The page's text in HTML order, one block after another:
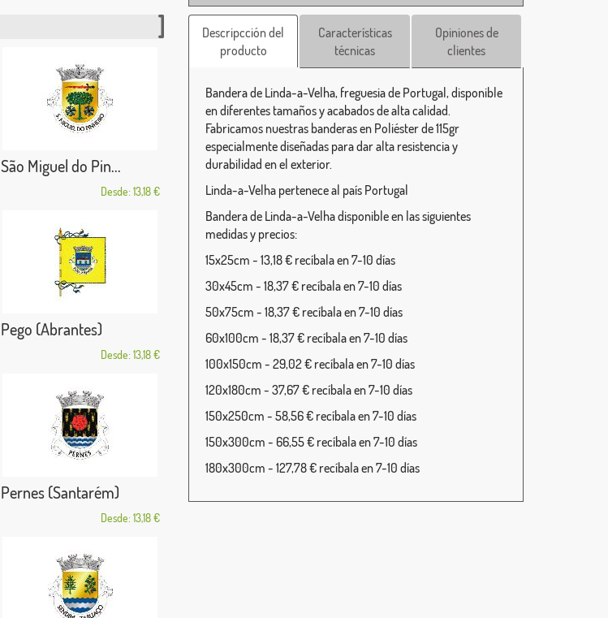
São Miguel do Pin...
Desde: 13,18 €
Pego (Abrantes)
Desde: 13,18 €
Pernes (Santarém)
Desde: 13,18 €
Descripcción del
producto
Características
técnicas
Opiniones de
clientes
Bandera de Linda-a-Velha, freguesia de Portugal, disponible
en diferentes tamaños y acabados de alta calidad.
Fabricamos nuestras banderas en Poliéster de 115gr
especialmente diseñadas para dar alta resistencia y
durabilidad en el exterior.
Linda-a-Velha pertenece al país Portugal
Bandera de Linda-a-Velha disponible en las siguientes
medidas y precios:
15x25cm - 13,18 € recíbala en 7-10 días
30x45cm - 18,37 € recíbala en 7-10 días
50x75cm - 18,37 € recíbala en 7-10 días
60x100cm - 18,37 € recíbala en 7-10 días
100x150cm - 29,02 € recíbala en 7-10 días
120x180cm - 37,67 € recíbala en 7-10 días
150x250cm - 58,56 € recíbala en 7-10 días
150x300cm - 66,55 € recíbala en 7-10 días
180x300cm - 127,78 € recíbala en 7-10 días